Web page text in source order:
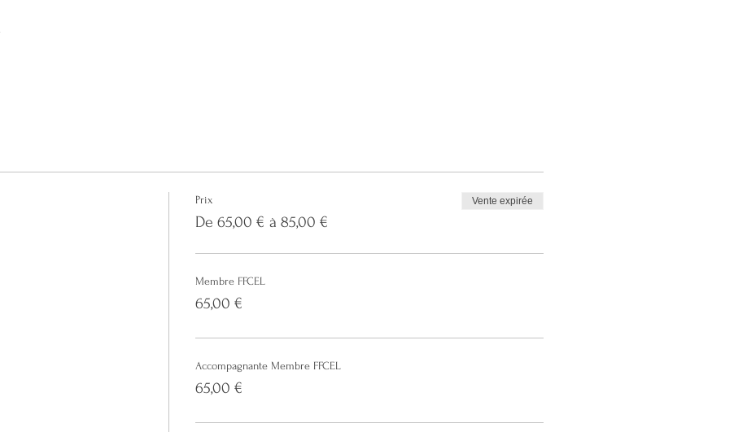
Prix
De 65,00 € à 85,00 €
Vente expirée
Membre FFCEL
65,00 €
Accompagnante Membre FFCEL
65,00 €